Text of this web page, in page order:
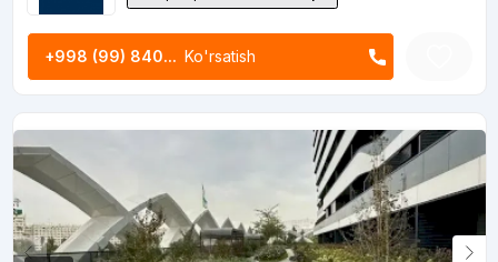
+998 (99) 840... Ko'rsatish